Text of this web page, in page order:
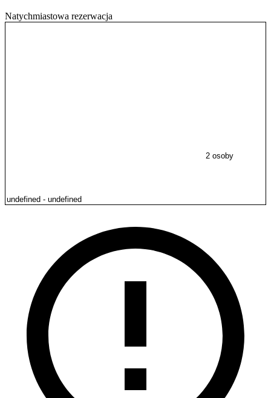
Natychmiastowa rezerwacja
2 osoby